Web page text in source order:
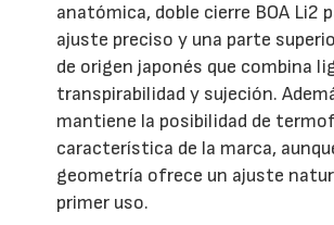
anatómica, doble cierre BOA Li2
ajuste preciso y una parte
de origen japonés que combina
transpirabilidad y sujeción.
mantiene la posibilidad de
característica de la marca,
geometría ofrece un ajuste
primer uso.